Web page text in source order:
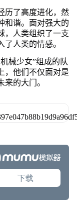
历了高度进化，然
和谐。面对强大的
，人类组织了一支
人类的情感。
械少女”组成的队
，他们不仅面对是
的大门。